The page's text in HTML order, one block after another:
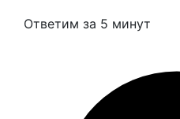
Ответим за 5 минут